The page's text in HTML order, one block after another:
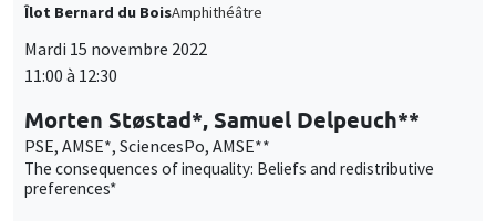
Îlot Bernard du BoisAmphithéâtre
Mardi 15 novembre 2022
11:00 à 12:30
Morten Støstad*, Samuel Delpeuch**
PSE, AMSE*, SciencesPo, AMSE**
The consequences of inequality: Beliefs and redistributive
preferences*